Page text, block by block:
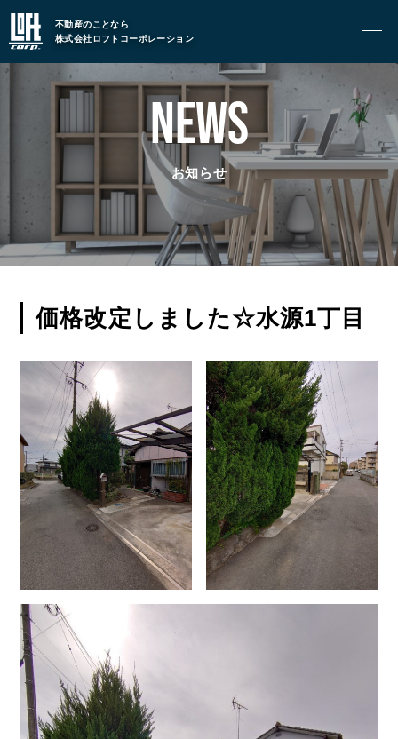
不動産のことなら
株式会社ロフトコーポレーション
GARAGE APART ガレージアパート
G BASE
ABOUT 私たちについて
FOOD 飲食部門
- ル・カフェニシハラ
- 四季即贅喰
NEWS
お知らせ
価格改定しました☆水源1丁目